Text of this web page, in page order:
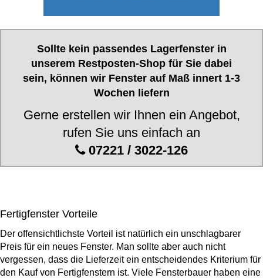
Verglasung
Insektenschutz Plissee
Sprossenfenster
Brandschutzfenster
Smart-Home Lösungen
Sollte kein passendes Lagerfenster in
unserem Restposten-Shop für Sie dabei
sein, können wir Fenster auf Maß innert 1-3
Wochen liefern
Gerne erstellen wir Ihnen ein Angebot,
rufen Sie uns einfach an
07221 / 3022-126
Fertigfenster Vorteile
Der offensichtlichste Vorteil ist natürlich ein unschlagbarer
Preis für ein neues Fenster. Man sollte aber auch nicht
vergessen, dass die Lieferzeit ein entscheidendes Kriterium für
den Kauf von Fertigfenstern ist. Viele Fensterbauer haben eine